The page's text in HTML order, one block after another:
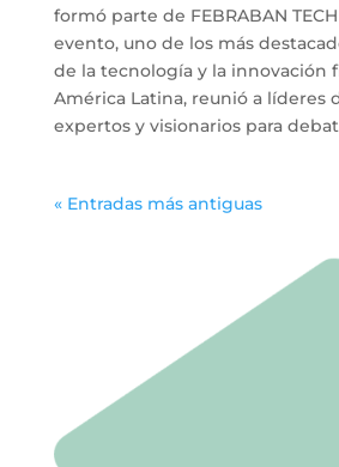
formó parte de FEBRABAN
evento, uno de los más
de la tecnología y la innovación
América Latina, reunió a líderes
expertos y visionarios para
« Entradas más antiguas